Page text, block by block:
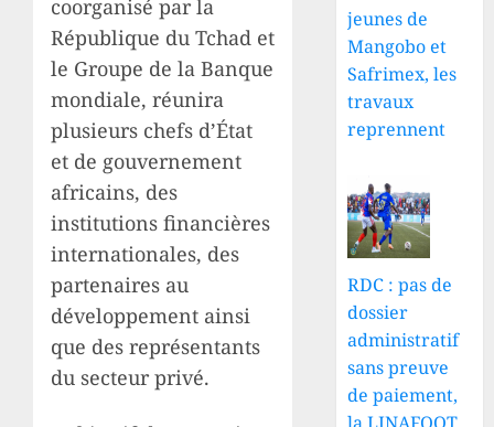
coorganisé par la
République du Tchad et
le Groupe de la Banque
mondiale, réunira
plusieurs chefs d’État
et de gouvernement
africains, des
institutions financières
internationales, des
partenaires au
développement ainsi
que des représentants
du secteur privé.
jeunes de
Mangobo et
Safrimex, les
travaux
reprennent
RDC : pas de
dossier
administratif
sans preuve
de paiement,